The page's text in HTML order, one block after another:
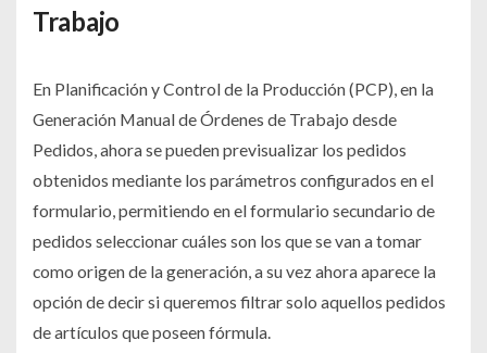
Trabajo
En Planificación y Control de la Producción (PCP), en la
Generación Manual de Órdenes de Trabajo desde
Pedidos, ahora se pueden previsualizar los pedidos
obtenidos mediante los parámetros configurados en el
formulario, permitiendo en el formulario secundario de
pedidos seleccionar cuáles son los que se van a tomar
como origen de la generación, a su vez ahora aparece la
opción de decir si queremos filtrar solo aquellos pedidos
de artículos que poseen fórmula.